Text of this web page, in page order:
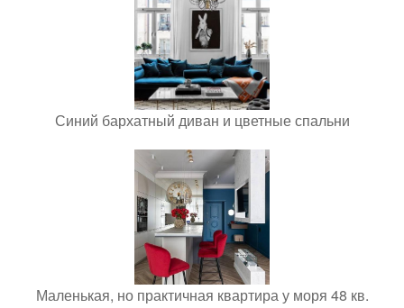
Синий бархатный диван и цветные спальни
Маленькая, но практичная квартира у моря 48 кв.